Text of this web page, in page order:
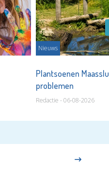
Nieuws
Plantsoenen
problemen
Redactie - 06-08-2026